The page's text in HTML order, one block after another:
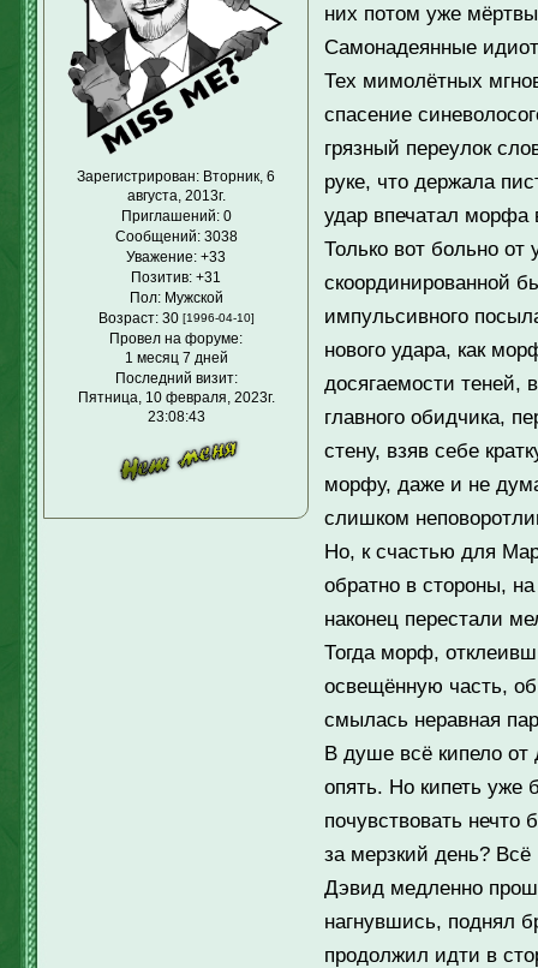
Зарегистрирован: Вторник, 6
августа, 2013г.
Приглашений:0
Сообщений:3038
Уважение: +33
Позитив: +31
Пол:Мужской
Возраст:30 [1996-04-10]
Провел на форуме:
1 месяц 7 дней
Последний визит:
Пятница, 10 февраля, 2023г.
23:08:43
них потом уже
Самонадеянные
Тех мимолётных
спасение
грязный переулок
руке, что держала
удар впечатал морфа
Только вот больно
скоординированной
импульсивного
нового удара, как
досягаемости теней,
главного обидчика,
стену, взяв себе
морфу, даже и не
слишком
Но, к счастью для
обратно в стороны,
наконец перестали
Тогда морф,
освещённую часть,
смылась неравная
В душе всё кипело от
опять. Но кипеть уже
почувствовать
за мерзкий день?
Дэвид медленно
нагнувшись, поднял
продолжил идти в